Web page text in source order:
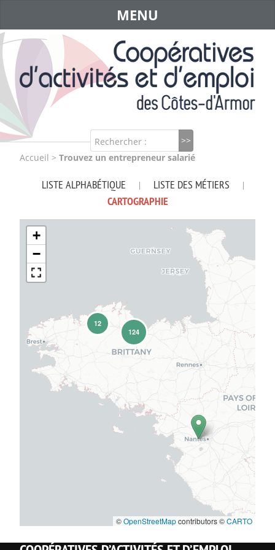
Rechercher :
MENU
Accueil > Trouvez un entrepreneur salarié
LISTE ALPHABÉTIQUE | LISTE DES MÉTIERS |
CARTOGRAPHIE
12
124
+
−
©OpenStreetMapcontributors ©CARTO